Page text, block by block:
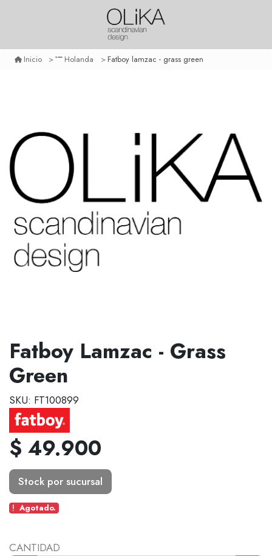
Inicio Holanda Fatboy lamzac - grass green
Fatboy Lamzac - Grass
Green
SKU: FT100899
$ 49.900
Stock por sucursal
Agotado.
CANTIDAD